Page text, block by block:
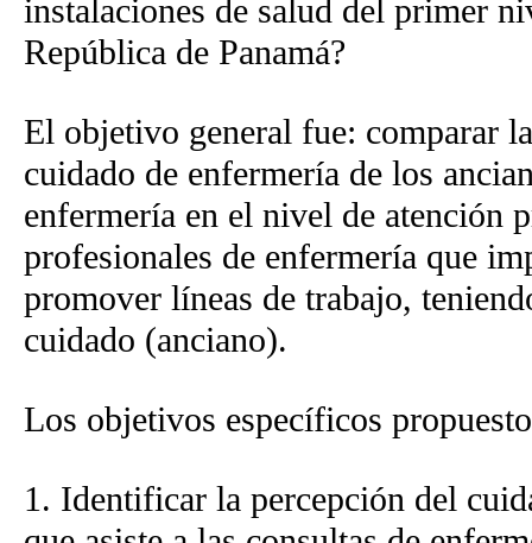
instalaciones de salud del primer
República de Panamá?
El objetivo general fue: comparar
cuidado de enfermería de los
enfermería en el nivel de atención
profesionales de enfermería que
promover líneas de trabajo,
cuidado (anciano).
Los objetivos específicos
1. Identificar la percepción del